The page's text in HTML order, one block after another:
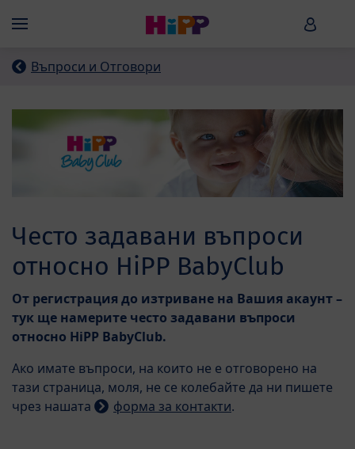
Menü HiPP
Въпроси и Отговори
Често задавани въпроси
относно HiPP BabyClub
От регистрация до изтриване на Вашия акаунт –
тук ще намерите често задавани въпроси
относно HiPP BabyClub.
Ако имате въпроси, на които не е отговорено на
тази страница, моля, не се колебайте да ни пишете
чрез нашата
форма за контакти.